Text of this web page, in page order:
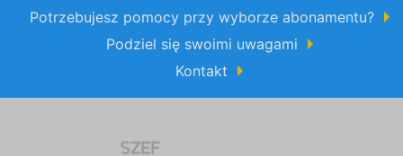
Potrzebujesz pomocy przy wyborze abonamentu?
Podziel się swoimi uwagami
Kontakt